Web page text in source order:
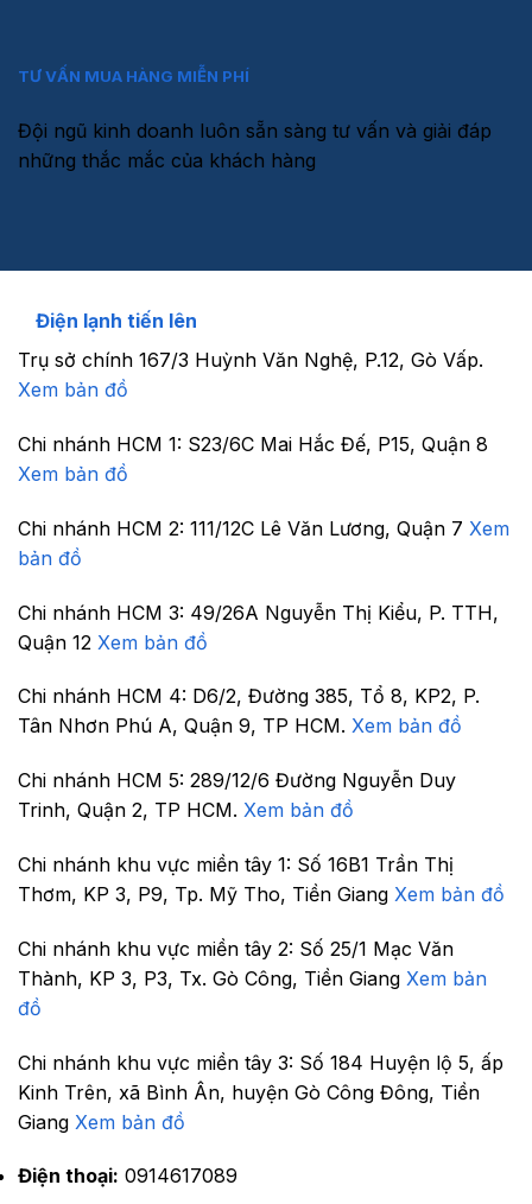
TƯ VẤN MUA HÀNG MIỄN PHÍ
Đội ngũ kinh doanh luôn sẵn sàng tư vấn và giải đáp
những thắc mắc của khách hàng
Điện lạnh tiến lên
Trụ sở chính 167/3 Huỳnh Văn Nghệ, P.12, Gò Vấp.
Xem bản đồ
Chi nhánh HCM 1: S23/6C Mai Hắc Đế, P15, Quận 8
Xem bản đồ
Chi nhánh HCM 2: 111/12C Lê Văn Lương, Quận 7 Xem
bản đồ
Chi nhánh HCM 3: 49/26A Nguyễn Thị Kiểu, P. TTH,
Quận 12 Xem bản đồ
Chi nhánh HCM 4: D6/2, Đường 385, Tổ 8, KP2, P.
Tân Nhơn Phú A, Quận 9, TP HCM. Xem bản đồ
Chi nhánh HCM 5: 289/12/6 Đường Nguyễn Duy
Trinh, Quận 2, TP HCM. Xem bản đồ
Chi nhánh khu vực miền tây 1: Số 16B1 Trần Thị
Thơm, KP 3, P9, Tp. Mỹ Tho, Tiền Giang Xem bản đồ
Chi nhánh khu vực miền tây 2: Số 25/1 Mạc Văn
Thành, KP 3, P3, Tx. Gò Công, Tiền Giang Xem bản
đồ
Chi nhánh khu vực miền tây 3: Số 184 Huyện lộ 5, ấp
Kinh Trên, xã Bình Ân, huyện Gò Công Đông, Tiền
Giang Xem bản đồ
Điện thoại: 0914617089